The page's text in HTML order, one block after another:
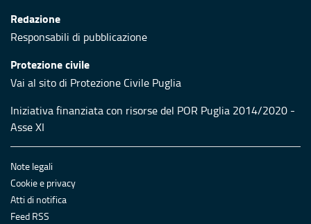
Redazione
Responsabili di pubblicazione
Protezione civile
Vai al sito di Protezione Civile Puglia
Iniziativa finanziata con risorse del POR Puglia 2014/2020 -
Asse XI
Note legali
Cookie e privacy
Atti di notifica
Feed RSS